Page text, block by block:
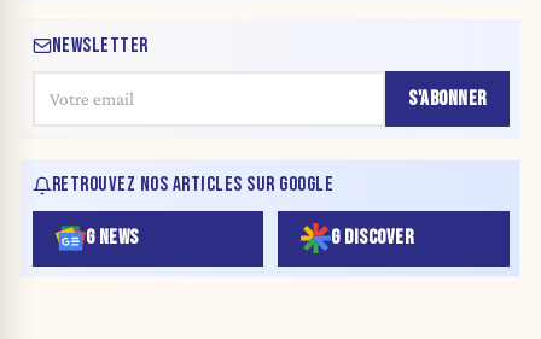
NEWSLETTER
S'ABONNER
RETROUVEZ NOS ARTICLES SUR GOOGLE
G NEWS G DISCOVER